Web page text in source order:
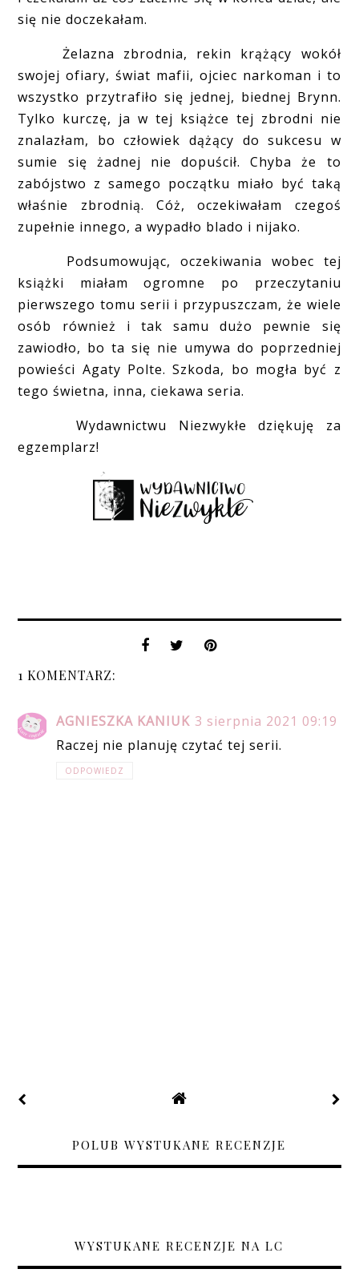
się nie doczekałam.
Żelazna zbrodnia, rekin krążący wokół
swojej ofiary, świat mafii, ojciec narkoman i to
wszystko przytrafiło się jednej, biednej Brynn.
Tylko kurczę, ja w tej książce tej zbrodni nie
znalazłam, bo człowiek dążący do sukcesu w
sumie się żadnej nie dopuścił. Chyba że to
zabójstwo z samego początku miało być taką
właśnie zbrodnią. Cóż, oczekiwałam czegoś
zupełnie innego, a wypadło blado i nijako.
Podsumowując, oczekiwania wobec tej
książki miałam ogromne po przeczytaniu
pierwszego tomu serii i przypuszczam, że wiele
osób również i tak samu dużo pewnie się
zawiodło, bo ta się nie umywa do poprzedniej
powieści Agaty Polte. Szkoda, bo mogła być z
tego świetna, inna, ciekawa seria.
Wydawnictwu Niezwykłe dziękuję za
egzemplarz!
1 KOMENTARZ:
AGNIESZKA KANIUK 3 sierpnia 2021 09:19
Raczej nie planuję czytać tej serii.
ODPOWIEDZ
POLUB WYSTUKANE RECENZJE
WYSTUKANE RECENZJE NA LC